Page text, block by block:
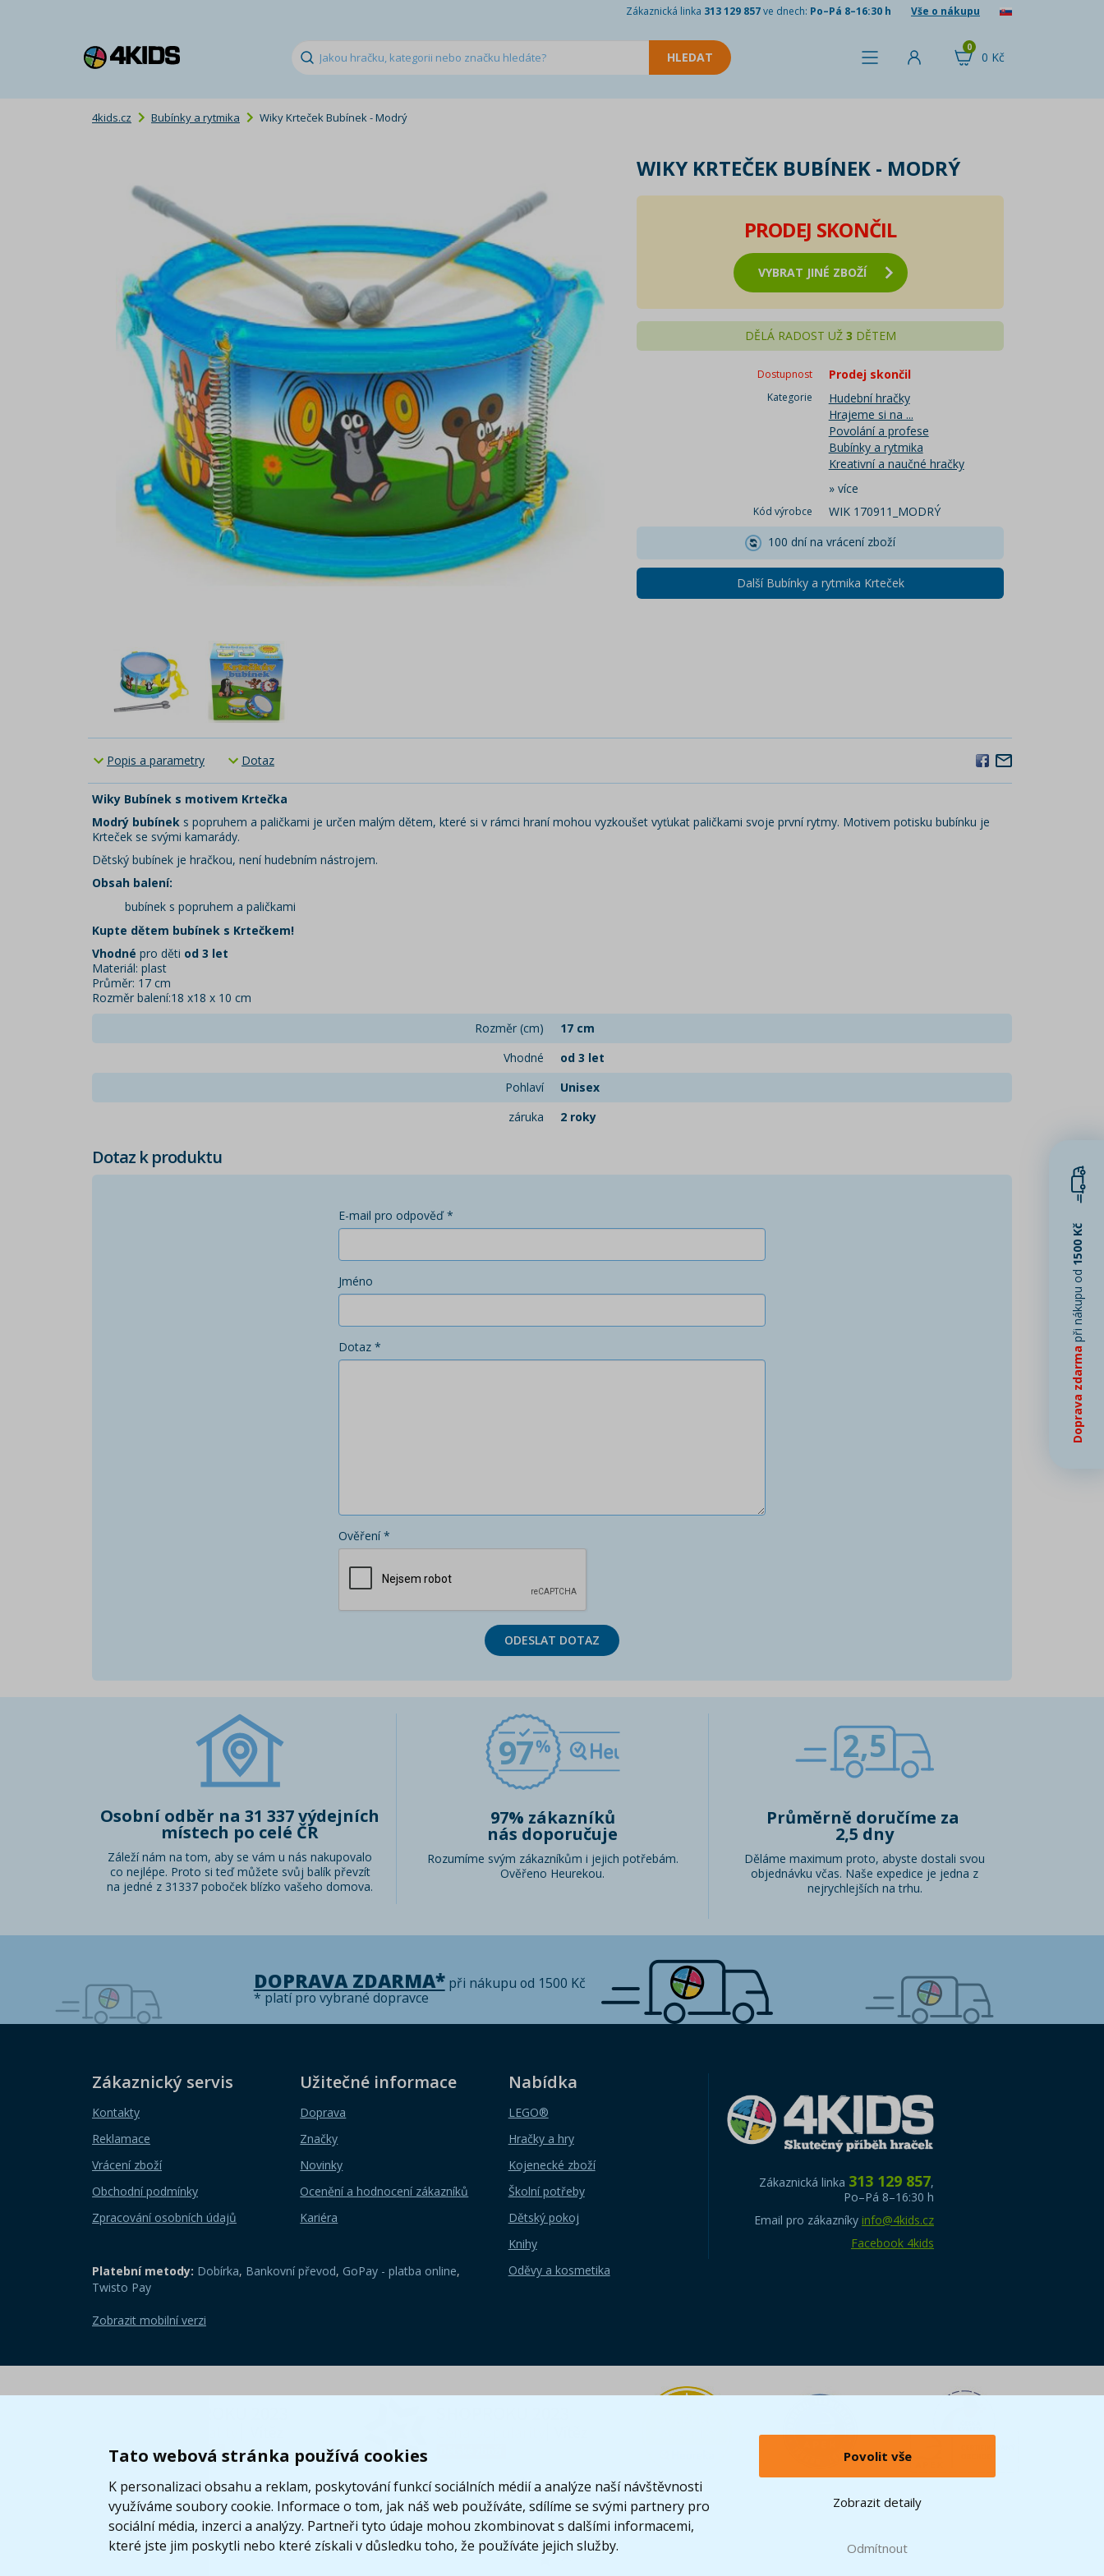
Tato webová stránka používá cookies
K personalizaci obsahu a reklam, poskytování funkcí sociálních médií a analýze naší návštěvnosti
využíváme soubory cookie. Informace o tom, jak náš web používáte, sdílíme se svými partnery pro
sociální média, inzerci a analýzy. Partneři tyto údaje mohou zkombinovat s dalšími informacemi,
které jste jim poskytli nebo které získali v důsledku toho, že používáte jejich služby.
Povolit vše
Zobrazit detaily
Odmítnout
Zákaznická linka 313 129 857ve dnech: Po–Pá 8–16:30 h Vše o nákupu
0 Kč
0
4kids.cz Bubínky a rytmika Wiky Krteček Bubínek - Modrý
WIKY KRTEČEK BUBÍNEK - MODRÝ
PRODEJ SKONČIL
VYBRAT JINÉ ZBOŽÍ
DĚLÁ RADOST UŽ 3 DĚTEM
Dostupnost Prodej skončil
Kategorie
Hudební hračky
Hrajeme si na ...
Povolání a profese
Bubínky a rytmika
Kreativní a naučné hračky
» více
Kód výrobce
WIK 170911_MODRÝ
100 dní na vrácení zboží
Další Bubínky a rytmika Krteček
Popis a parametry Dotaz
Wiky Bubínek s motivem Krtečka
Modrý bubínek s popruhem a paličkami je určen malým dětem, které si v rámci hraní mohou vyzkoušet vyťukat paličkami svoje první rytmy. Motivem potisku bubínku je
Krteček se svými kamarády.
Dětský bubínek je hračkou, není hudebním nástrojem.
Obsah balení:
bubínek s popruhem a paličkami
Kupte dětem bubínek s Krtečkem!
Vhodné pro děti od 3 let
Materiál: plast
Průměr: 17 cm
Rozměr balení:18 x18 x 10 cm
Rozměr (cm)
17 cm
Vhodné
od 3 let
Pohlaví
Unisex
záruka
2 roky
Dotaz k produktu
E-mail pro odpověď *
Jméno
Dotaz *
Ověření *
ODESLAT DOTAZ
Osobní odběr na 31 337 výdejních
místech po celé ČR
Záleží nám na tom, aby se vám u nás nakupovalo
co nejlépe. Proto si teď můžete svůj balík převzít
na jedné z 31337 poboček blízko vašeho domova.
97
97% zákazníků
nás doporučuje
Rozumíme svým zákazníkům i jejich potřebám.
Ověřeno Heurekou.
2,5
Průměrně doručíme za
2,5 dny
Děláme maximum proto, abyste dostali svou
objednávku včas. Naše expedice je jedna z
nejrychlejších na trhu.
DOPRAVA ZDARMA*při nákupu od 1500 Kč
* platí pro vybrané dopravce
Zákaznický servis
Kontakty
Reklamace
Vrácení zboží
Obchodní podmínky
Zpracování osobních údajů
Užitečné informace
Doprava
Značky
Novinky
Ocenění a hodnocení zákazníků
Kariéra
Nabídka
LEGO®
Hračky a hry
Kojenecké zboží
Školní potřeby
Dětský pokoj
Knihy
Oděvy a kosmetika
Platební metody: Dobírka, Bankovní převod, GoPay - platba online,
Twisto Pay
Zobrazit mobilní verzi
Zákaznická linka 313 129 857,
Po–Pá 8–16:30 h
Email pro zákazníky info@4kids.cz
Facebook 4kids
Doprava zdarma
při nákupu od
1500 Kč